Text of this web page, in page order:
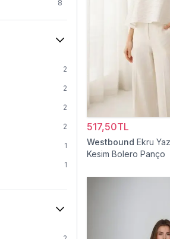
8
151
19
32
2
2
2
2
1
1
517,50TL
Westbound Ekru
Kesim Bolero Panço